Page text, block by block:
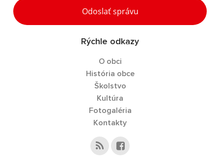
Odoslať správu
Rýchle odkazy
O obci
História obce
Školstvo
Kultúra
Fotogaléria
Kontakty